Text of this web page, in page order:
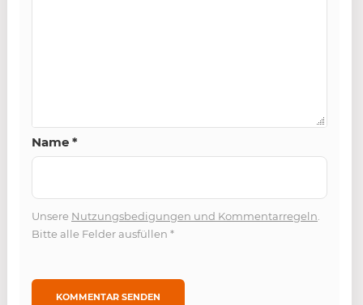
Name *
Unsere Nutzungsbedigungen und Kommentarregeln
Bitte alle Felder ausfüllen *